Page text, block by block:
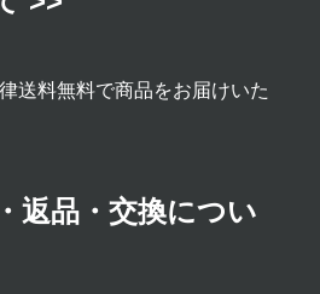
送料無料で商品をお届けいた
返品・交換につい